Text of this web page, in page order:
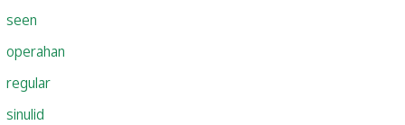
seen
operahan
regular
sinulid